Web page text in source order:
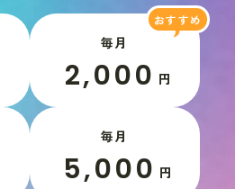
毎月
2,000 円
毎月
5,000 円